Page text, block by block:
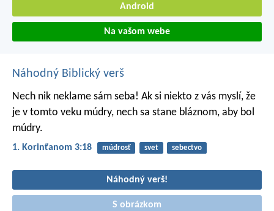
Android
Na vašom webe
Náhodný Biblický verš
Nech nik neklame sám seba! Ak si niekto z vás myslí, že
je v tomto veku múdry, nech sa stane bláznom, aby bol
múdry.
1. Korinťanom 3:18 múdrosť svet sebectvo
Náhodný verš!
S obrázkom